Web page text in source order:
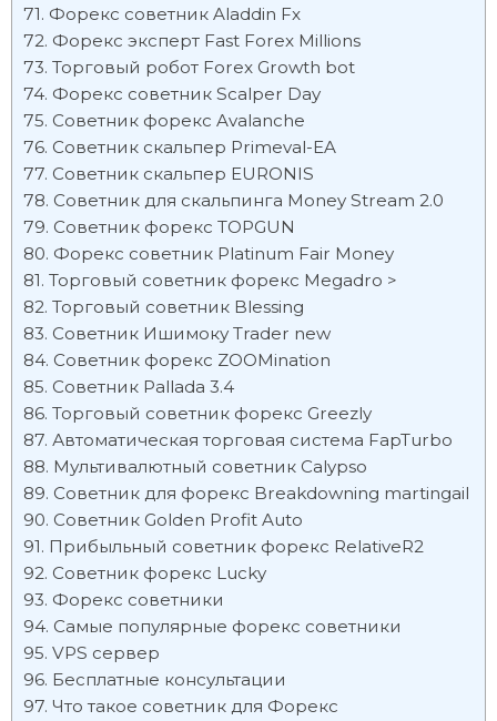
Форекс советник Aladdin Fx
Форекс эксперт Fast Forex Millions
Торговый робот Forex Growth bot
Форекс советник Scalper Day
Советник форекс Avalanche
Советник скальпер Primeval-EA
Советник скальпер EURONIS
Советник для скальпинга Money Stream 2.0
Советник форекс TOPGUN
Форекс советник Platinum Fair Money
Торговый советник форекс Megadro >
Торговый советник Blessing
Советник Ишимоку Trader new
Советник форекс ZOOMination
Советник Pallada 3.4
Торговый советник форекс Greezly
Автоматическая торговая система FapTurbo
Мультивалютный советник Calypso
Советник для форекс Breakdowning martingail
Советник Golden Profit Auto
Прибыльный советник форекс RelativeR2
Советник форекс Lucky
Форекс советники
Самые популярные форекс советники
VPS сервер
Бесплатные консультации
Что такое советник для Форекс